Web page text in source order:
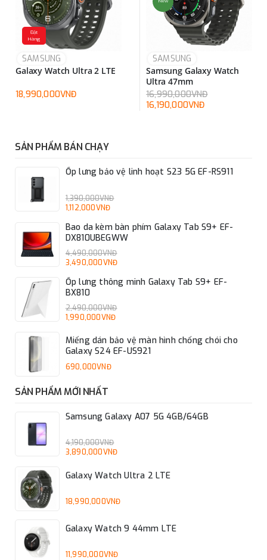
Đặt
Hàng
SAMSUNG
Galaxy Watch Ultra 2 LTE
18,990,000VNĐ
SAMSUNG
Samsung Galaxy Watch
Ultra 47mm
16,990,000VNĐ
16,190,000VNĐ
SẢN PHẨM BÁN CHẠY
Ốp lưng bảo vệ linh hoạt S23 5G EF-RS911
1,390,000VNĐ
1,112,000VNĐ
Bao da kèm bàn phím Galaxy Tab S9+ EF-
DX810UBEGWW
4,490,000VNĐ
3,490,000VNĐ
Ốp lưng thông minh Galaxy Tab S9+ EF-
BX810
2,490,000VNĐ
1,990,000VNĐ
Miếng dán bảo vệ màn hình chống chói cho
Galaxy S24 EF-US921
690,000VNĐ
SẢN PHẨM MỚI NHẤT
Samsung Galaxy A07 5G 4GB/64GB
4,190,000VNĐ
3,890,000VNĐ
Galaxy Watch Ultra 2 LTE
18,990,000VNĐ
Galaxy Watch 9 44mm LTE
11,990,000VNĐ